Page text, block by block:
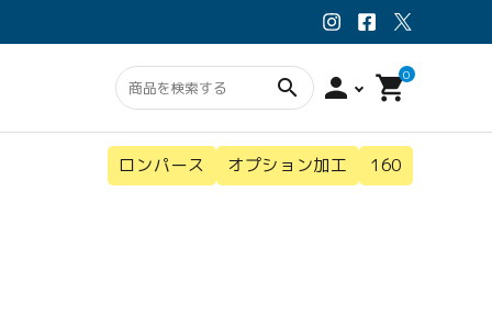
search person 0
shopping_cart
ロンパース オプション加工 160